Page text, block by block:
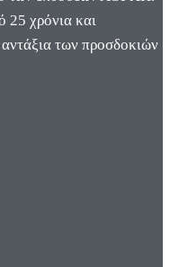
25 χρόνια και
των προσδοκιών